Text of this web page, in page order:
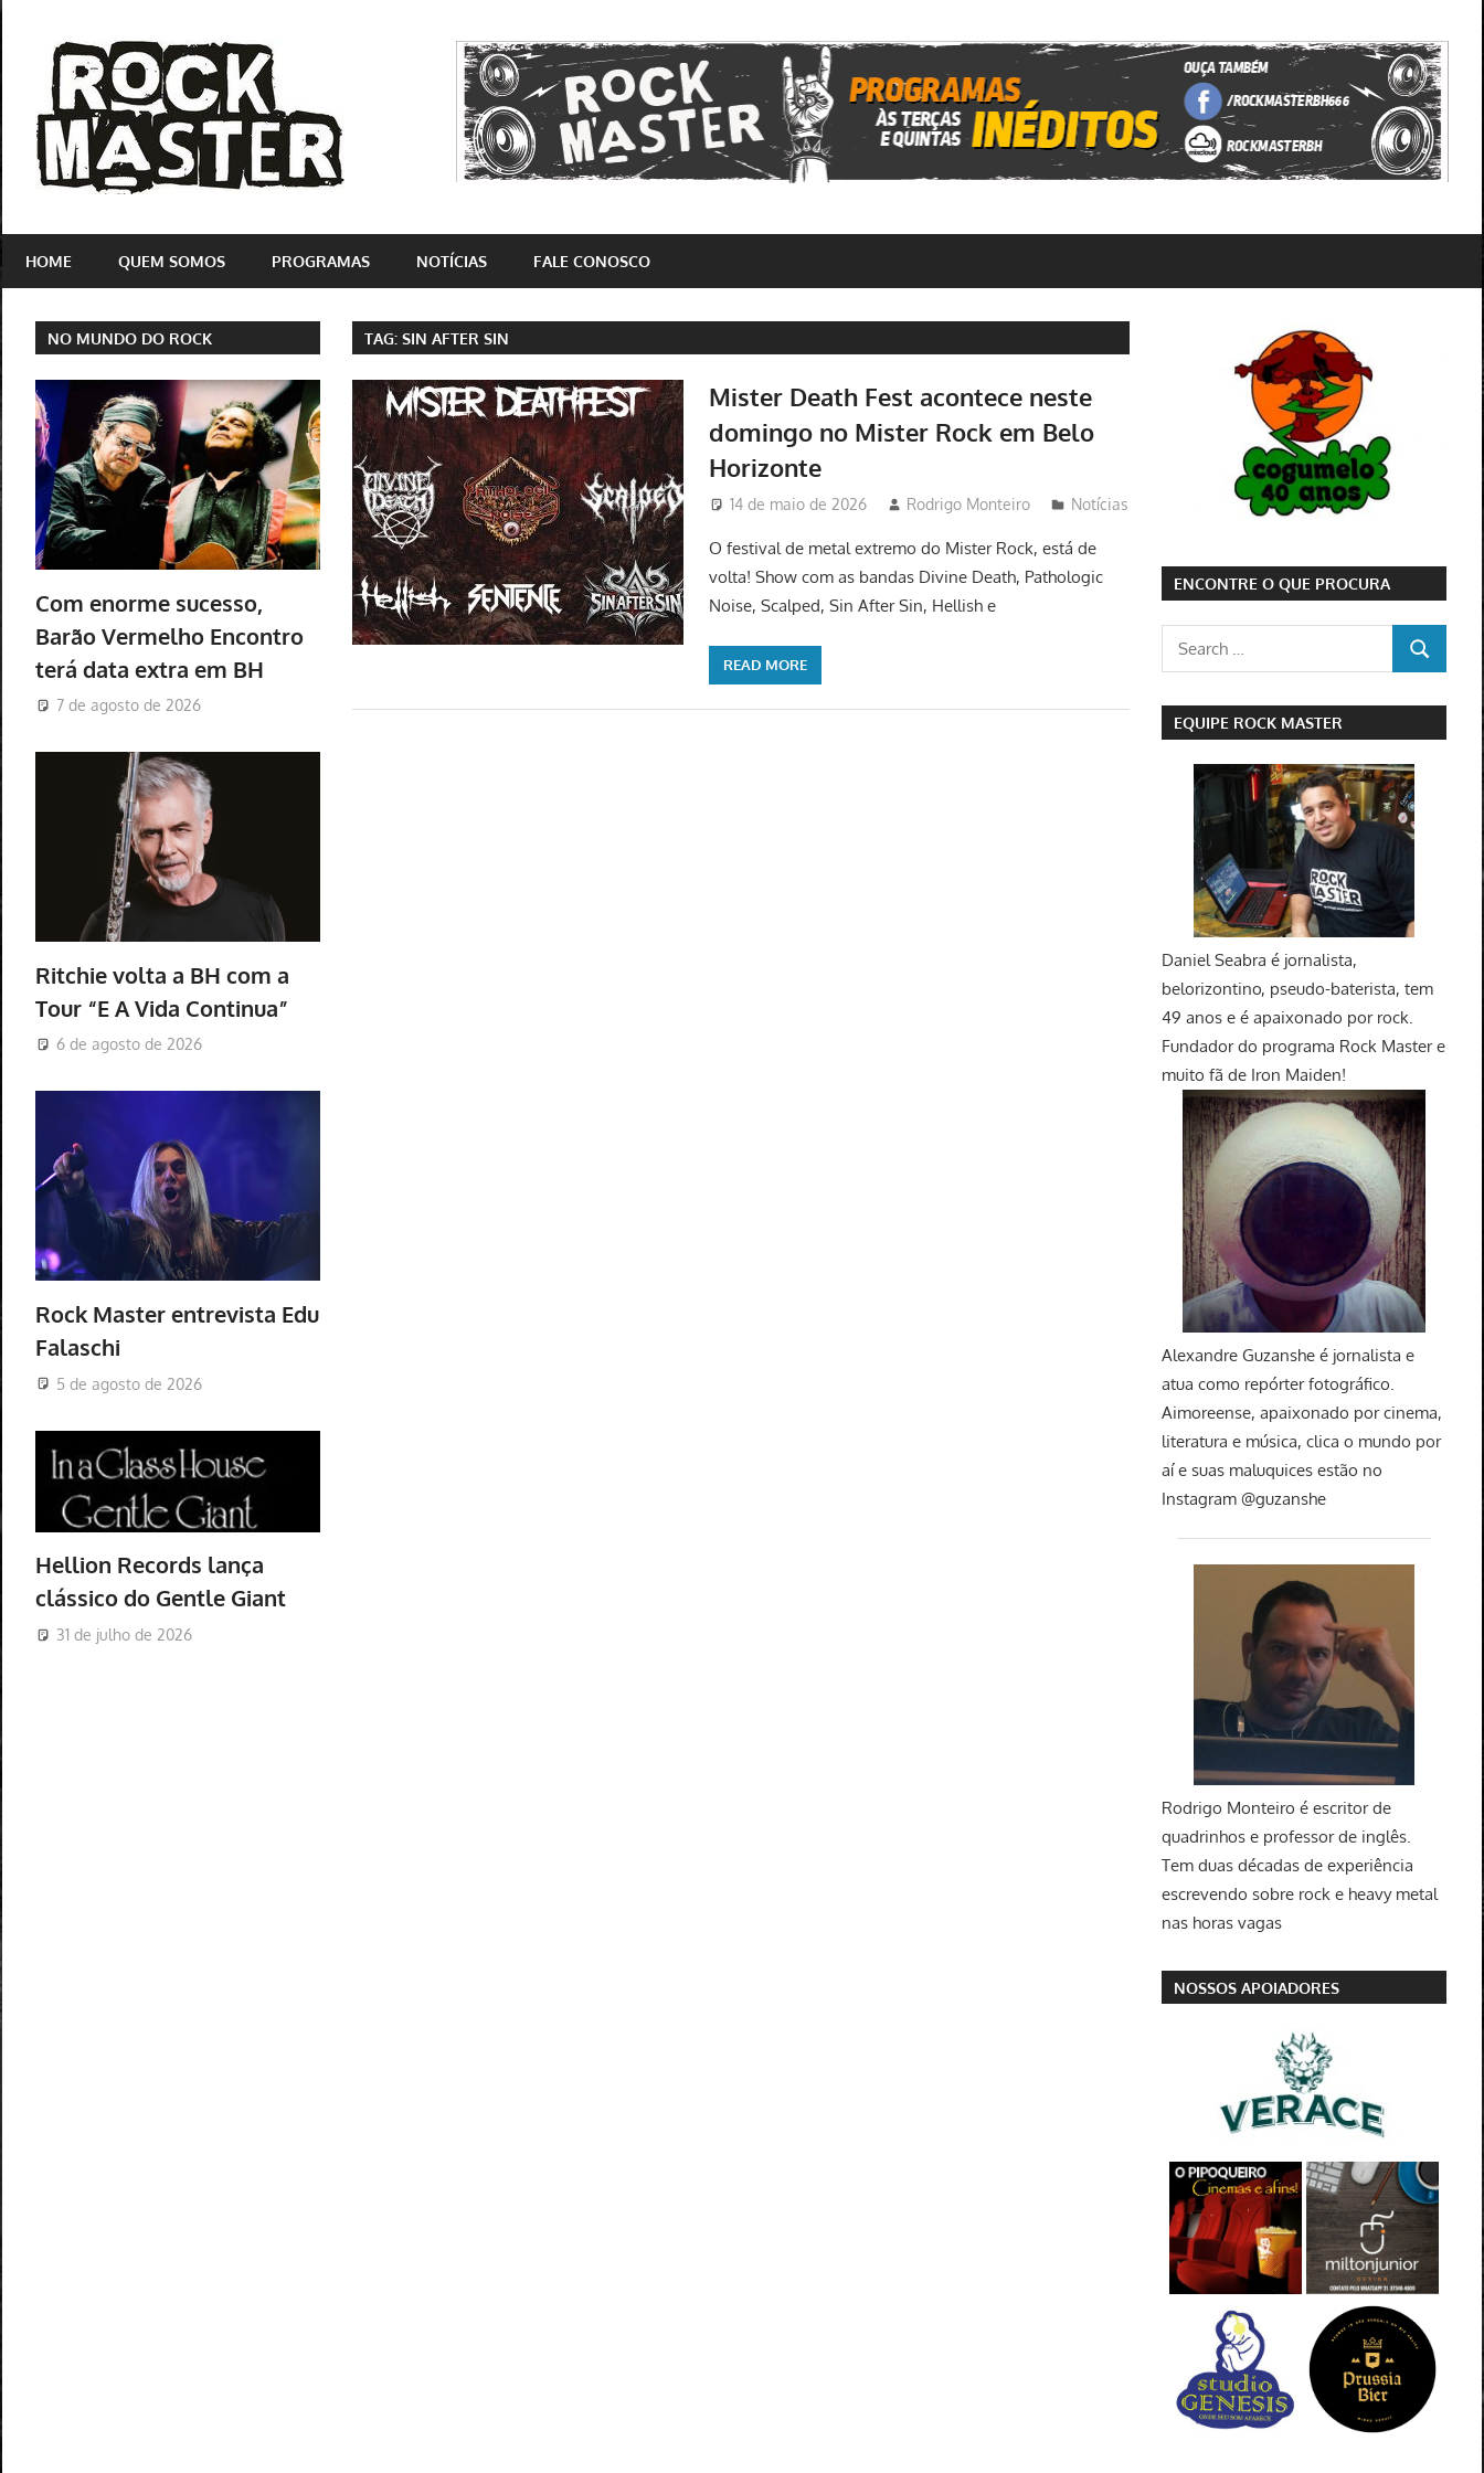
Skip
content
Master
ao
suas
vertentes
HOME QUEM SOMOS PROGRAMAS NOTÍCIAS FALE CONOSCO
TAG:SIN AFTER SIN
Mister Death Fest acontece neste
domingo no Mister Rock em Belo
Horizonte
14 de maio de 2026 Rodrigo Monteiro Notícias
O festival de metal extremo do Mister Rock, está de
volta! Show com as bandas Divine Death, Pathologic
Noise, Scalped, Sin After Sin, Hellish e
READ MORE
NO MUNDO DO ROCK
Com enorme sucesso,
Barão Vermelho Encontro
terá data extra em BH
7 de agosto de 2026
Ritchie volta a BH com a
Tour “E A Vida Continua”
6 de agosto de 2026
Rock Master entrevista Edu
Falaschi
5 de agosto de 2026
Hellion Records lança
clássico do Gentle Giant
31 de julho de 2026
ENCONTRE O QUE PROCURA
Search
for:
SEARCH
EQUIPE ROCK MASTER
Daniel Seabra é jornalista,
belorizontino, pseudo-baterista, tem
49 anos e é apaixonado por rock.
Fundador do programa Rock Master e
muito fã de Iron Maiden!
Alexandre Guzanshe é jornalista e
atua como repórter fotográfico.
Aimoreense, apaixonado por cinema,
literatura e música, clica o mundo por
aí e suas maluquices estão no
Instagram @guzanshe
Rodrigo Monteiro é escritor de
quadrinhos e professor de inglês.
Tem duas décadas de experiência
escrevendo sobre rock e heavy metal
nas horas vagas
NOSSOS APOIADORES